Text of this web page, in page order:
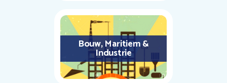
Bouw, Maritiem &
Industrie